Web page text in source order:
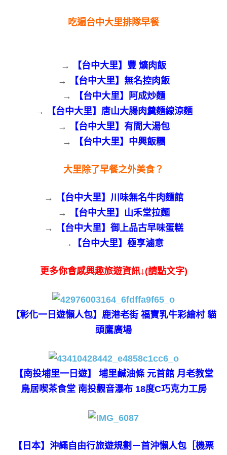
吃遍台中大里排隊早餐
→
【台中大里】豐 爌肉飯
→
【台中大里】無名控肉飯
→
【台中大里】阿成炒麵
→
【台中大里】唐山大腸肉羹麵線涼麵
→
【台中大里】有間大湯包
→
【台中大里】中興飯糰
大里除了早餐之外美食？
→
【台中大里】川味無名牛肉麵館
→
【台中大里】山禾堂拉麵
→
【台中大里】御上品古早味蛋糕
→
【台中大里】極享滷意
更多你會感興趣旅遊資訊↓(請點文字)
【彰化一日遊懶人包】鹿港老街 福寶乳牛彩繪村 貓
頭鷹廣場
【南投埔里一日遊】 埔里鹹油條 元首館 月老教堂
鳥居喫茶食堂 南投觀音瀑布 18度C巧克力工房
【日本】沖繩自由行旅遊規劃－首沖懶人包［機票